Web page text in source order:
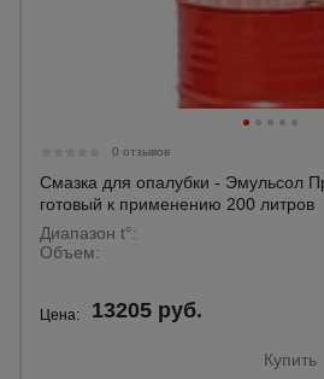
0 отзывов
Смазка для опалубки - Эмульсол
готовый к применению 200 литров
Диапазон t°:
Объем:
Цена: 13205 руб.
Купить